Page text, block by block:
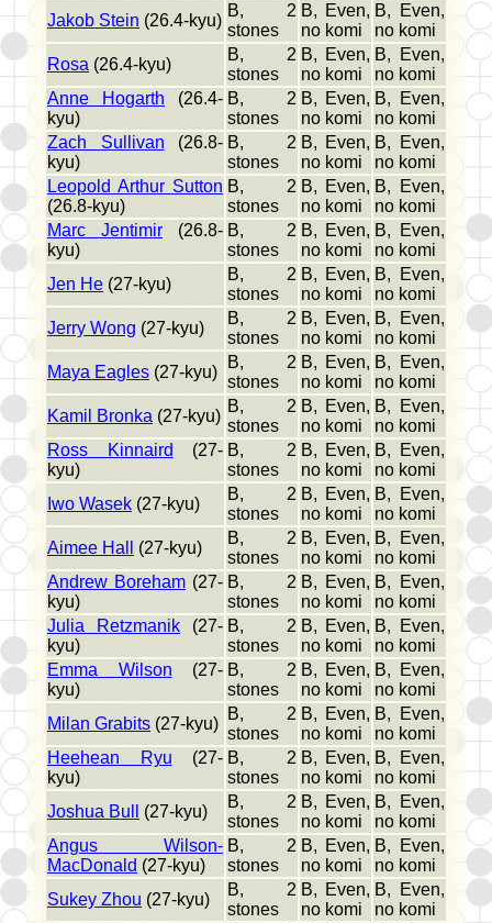
Jakob Stein (26.4-kyu)
B, 2
stones
B, Even,
no komi
B, Even,
no komi
Rosa (26.4-kyu)
B, 2
stones
B, Even,
no komi
B, Even,
no komi
Anne Hogarth (26.4-
kyu)
B, 2
stones
B, Even,
no komi
B, Even,
no komi
Zach Sullivan (26.8-
kyu)
B, 2
stones
B, Even,
no komi
B, Even,
no komi
Leopold Arthur Sutton
(26.8-kyu)
B, 2
stones
B, Even,
no komi
B, Even,
no komi
Marc Jentimir (26.8-
kyu)
B, 2
stones
B, Even,
no komi
B, Even,
no komi
Jen He (27-kyu)
B, 2
stones
B, Even,
no komi
B, Even,
no komi
Jerry Wong (27-kyu)
B, 2
stones
B, Even,
no komi
B, Even,
no komi
Maya Eagles (27-kyu)
B, 2
stones
B, Even,
no komi
B, Even,
no komi
Kamil Bronka (27-kyu)
B, 2
stones
B, Even,
no komi
B, Even,
no komi
Ross Kinnaird (27-
kyu)
B, 2
stones
B, Even,
no komi
B, Even,
no komi
Iwo Wasek (27-kyu)
B, 2
stones
B, Even,
no komi
B, Even,
no komi
Aimee Hall
(27-kyu)
B, 2
stones
B, Even,
no komi
B, Even,
no komi
Andrew Boreham (27-
kyu)
B, 2
stones
B, Even,
no komi
B, Even,
no komi
Julia Retzmanik (27-
kyu)
B, 2
stones
B, Even,
no komi
B, Even,
no komi
Emma Wilson (27-
kyu)
B, 2
stones
B, Even,
no komi
B, Even,
no komi
Milan Grabits (27-kyu)
B, 2
stones
B, Even,
no komi
B, Even,
no komi
Heehean Ryu (27-
kyu)
B, 2
stones
B, Even,
no komi
B, Even,
no komi
Joshua Bull
(27-kyu)
B, 2
stones
B, Even,
no komi
B, Even,
no komi
Angus Wilson-
MacDonald (27-kyu)
B, 2
stones
B, Even,
no komi
B, Even,
no komi
Sukey Zhou (27-kyu)
B, 2
stones
B, Even,
no komi
B, Even,
no komi